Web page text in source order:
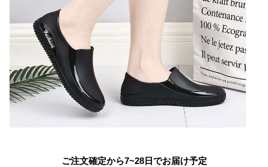
ご注文確定から7~28日でお届け予定